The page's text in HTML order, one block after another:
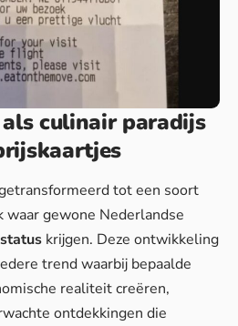
culinair paradijs
tot een soort
gewone Nederlandse
krijgen. Deze ontwikkeling
trend waarbij bepaalde
realiteit creëren,
ontdekkingen die